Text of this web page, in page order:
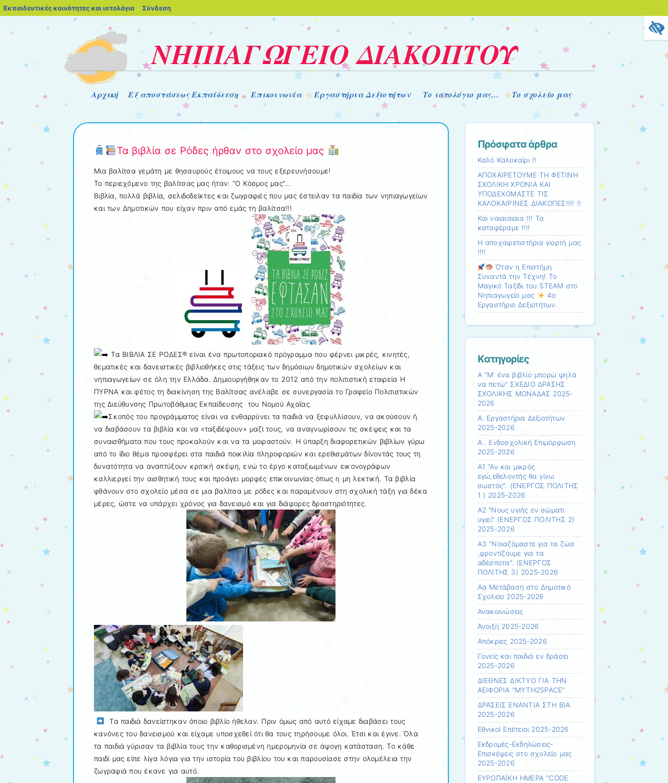
Εκπαιδευτικές κοινότητες και ιστολόγια blogs.sch.gr
Σύνδεση
ΝΗΠΙΑΓΩΓΕΙΟ ΔΙΑΚΟΠΤΟΥ
Μενού
Μετάβαση στο περιεχόμενο
Αρχική Εξ αποστάσεως Εκπαίδευση Επικοινωνία Εργαστήρια Δεξιοτήτων Το ιστολόγιο μας… Το σχολείο μας
Τα βιβλία σε Ρόδες ήρθαν στο σχολείο μας
Μια βαλίτσα γεμάτη με θησαυρούς έτοιμους να τους εξερευνήσουμε!
Το περιεχόμενο της βαλίτσας μας ήταν: “Ο Κόσμος μας”…
Βιβλία, πολλά βιβλία, σελιδοδείκτες και ζωγραφιές που μας έστειλαν τα παιδία των νηπιαγωγείων
και των Δημοτικών που είχαν πριν από εμάς τη βαλίτσα!!!
Τα ΒΙΒΛΙΑ ΣΕ ΡΟΔΕΣ® είναι ένα πρωτοποριακό πρόγραμμα που φέρνει μικρές, κινητές,
θεματικές και δανειστικές βιβλιοθήκες στις τάξεις των δημόσιων δημοτικών σχολείων και
νηπιαγωγείων σε όλη την Ελλάδα. Δημιουργήθηκαν το 2012 από την πολιτιστική εταιρεία Η
ΠΥΡΝΑ και φέτος τη διακίνηση της Βαλίτσας ανέλαβε σε συνεργασία το Γραφείο Πολιτιστικών
της Διεύθυνσης Πρωτοβάθμιας Εκπαίδευσης του Νομού Αχαΐας.
Σκοπός του προγράμματος είναι να ενθαρρύνει τα παιδιά να ξεφυλλίσουν, να ακούσουν ή
να διαβάσουν τα βιβλία και να «ταξιδέψουν» μαζί τους, να αναγνωρίσουν τις σκέψεις και τα
συναισθήματα που τους προκαλούν και να τα μοιραστούν. Η ύπαρξη διαφορετικών βιβλίων γύρω
από το ίδιο θέμα προσφέρει στα παιδιά ποικιλία πληροφοριών και ερεθισμάτων δίνοντάς τους τη
δυνατότητα να αναπτύξουν κριτική σκέψη, ενώ το έργο καταξιωμένων εικονογράφων
καλλιεργεί την αισθητική τους και προάγει μορφές επικοινωνίας όπως η μη λεκτική. Τα βιβλία
φθάνουν στο σχολείο μέσα σε μια βαλίτσα με ρόδες και παραμένουν στη σχολική τάξη για δέκα
μέρες, ώστε να υπάρχει χρόνος για δανεισμό και για διάφορες δραστηριότητες.
Τα παιδιά δανείστηκαν όποιο βιβλίο ήθελαν. Πριν όμως από αυτό είχαμε διαβάσει τους
κανόνες του δανεισμού και είχαμε υποσχεθεί ότι θα τους τηρήσουμε όλοι. Έτσι και έγινε. Όλα
τα παιδιά γύρισαν τα βιβλία τους την καθορισμένη ημερομηνία σε άψογη κατάσταση. Το κάθε
παιδί μας είπε λίγα λόγια για την ιστορία του βιβλίου του και παρουσίασε στην ολομέλεια την
ζωγραφιά που έκανε για αυτό.
Πρόσφατα άρθρα
Καλό Καλοκαίρι !!
ΑΠΟΧΑΙΡΕΤΟΥΜΕ ΤΗ ΦΕΤΙΝΗ
ΣΧΟΛΙΚΗ ΧΡΟΝΙΑ ΚΑΙ
ΥΠΟΔΕΧΟΜΑΣΤΕ ΤΙΣ
ΚΑΛΟΚΑΙΡΙΝΕΣ ΔΙΑΚΟΠΕΣ!!!! !!
Και ναιαιαιαια !!! Τα
καταφέραμε !!!!
Η αποχαιρετιστήρια γιορτή μας
!!!!
Όταν η Επιστήμη
Συναντά την Τέχνη! Το
Μαγικό Ταξίδι του STEAM στο
Νηπιαγωγείο μας
4ο
Εργαστήριο Δεξιοτήτων.
Kατηγορίες
Α "Μ' ένα βιβλίο μπορώ ψηλά
να πετώ" ΣΧΕΔΙΟ ΔΡΑΣΗΣ
ΣΧΟΛΙΚΗΣ ΜΟΝΑΔΑΣ 2025-
2026
Α. Εργαστήρια Δεξιοτήτων
2025-2026
Α.. Ενδοσχολική Επιμόρφωση
2025-2026
Α1 "Αν και μικρός
εγώ,εθελοντής θα γίνω
σωστός". (ΕΝΕΡΓΟΣ ΠΟΛΙΤΗΣ
1 ) 2025-2026
Α2 "Νους υγιής εν σώματι
υγιεί" (ΕΝΕΡΓΟΣ ΠΟΛΙΤΗΣ 2)
2025-2026
Α3 "Νοιαζόμαστε για τα ζώα
,φροντίζουμε για τα
αδέσποτα". (ΕΝΕΡΓΟΣ
ΠΟΛΙΤΗΣ 3) 2025-2026
Αα Μετάβαση στο Δημοτικό
Σχολείο 2025-2026
Ανακοινώσεις
Άνοιξη 2025-2026
Απόκριες 2025-2026
Γονείς και παιδιά εν δράσει
2025-2026
ΔΙΕΘΝΕΣ ΔΙΚΤΥΟ ΓΙΑ ΤΗΝ
ΑΕΙΦΟΡΙΑ "MYTH2SPACE"
ΔΡΑΣΕΙΣ ΕΝΑΝΤΙΑ ΣΤΗ ΒΙΑ
2025-2026
Εθνικοί Επέτειοι 2025-2026
Εκδρομές-Εκδηλώσεις-
Επισκέψεις στο σχολείο μας
2025-2026
ΕΥΡΩΠΑΪΚΗ ΗΜΕΡΑ "CODE